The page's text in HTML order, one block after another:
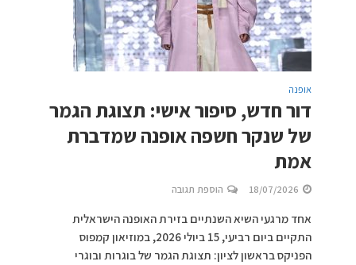
אופנה
דור חדש, סיפור אישי: תצוגת הגמר
של שנקר חשפה אופנה שמדברת
אמת
18/07/2026 הוספת תגובה
אחד מרגעי השיא השנתיים בזירת האופנה הישראלית
התקיים ביום רביעי, 15 ביולי 2026, במוזיאון קמפוס
הפניקס בראשון לציון: תצוגת הגמר של בוגרות ובוגרי